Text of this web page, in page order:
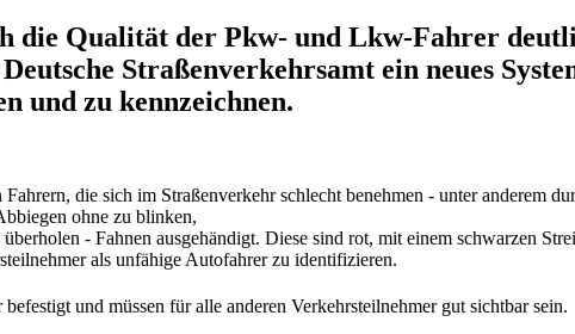
die Qualität der Pkw- und Lkw-Fahrer
Straßenverkehrsamt ein neues
und zu kennzeichnen.
die sich im Straßenverkehr schlecht benehmen - unter anderem
ohne zu blinken,
- Fahnen ausgehändigt. Diese sind rot, mit einem schwarzen
als unfähige Autofahrer zu identifizieren.
und müssen für alle anderen Verkehrsteilnehmer gut sichtbar sein.